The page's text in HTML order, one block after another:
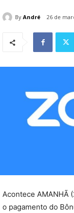
By André 26 de
Acontece AMANHÃ
o pagamento do